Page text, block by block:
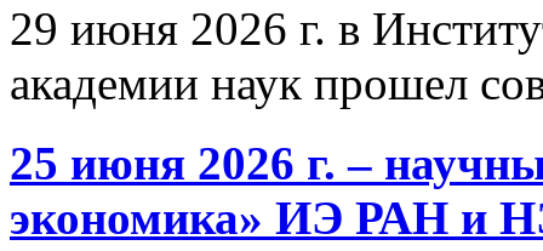
29 июня 2026 г. в
академии наук прошел
25 июня 2026 г. –
экономика» ИЭ РАН и